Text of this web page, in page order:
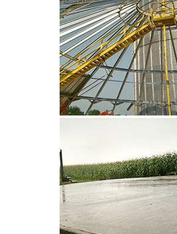
CLIQUEZ POUR